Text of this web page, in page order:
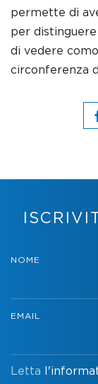
permette di
per
di vedere
circonferenza
NOME
EMAIL
Letta